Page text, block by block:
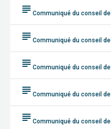
subject Communiqué du conseil
subject Communiqué du conseil
subject Communiqué du conseil
subject Communiqué du conseil
subject Communiqué du conseil